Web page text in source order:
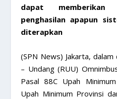
dapat memberikan
penghasilan apapun
diterapkan
(SPN News) Jakarta,
– Undang (RUU)
Pasal 88C Upah
Upah Minimum Provinsi